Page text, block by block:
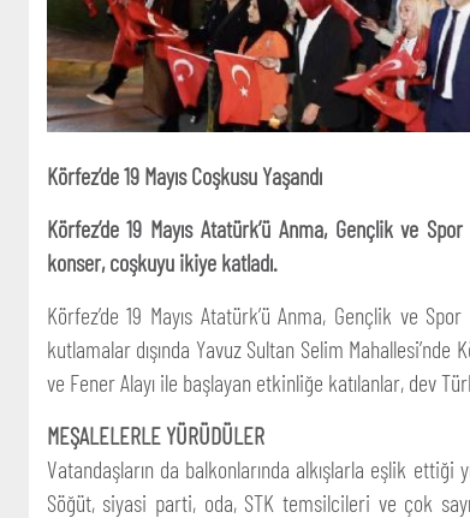
Körfez’de 19 Mayıs Coşkusu Yaşandı
Körfez’de 19 Mayıs Atatürk’ü Anma, Gençlik ve
konser, coşkuyu ikiye katladı.
Körfez’de 19 Mayıs Atatürk’ü Anma, Gençlik ve
kutlamalar dışında Yavuz Sultan Selim
ve Fener Alayı ile başlayan etkinliğe katılanlar, dev
MEŞALELERLE YÜRÜDÜLER
Vatandaşların da balkonlarında alkışlarla eşlik
Söğüt, siyasi parti, oda, STK temsilcileri ve çok